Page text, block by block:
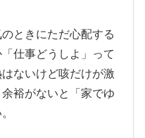
ときにただ心配する
仕事どうしよ」って
ないけど咳だけが激
裕がないと「家でゆ